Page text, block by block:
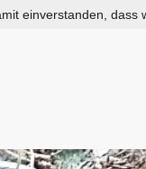
einverstanden, dass